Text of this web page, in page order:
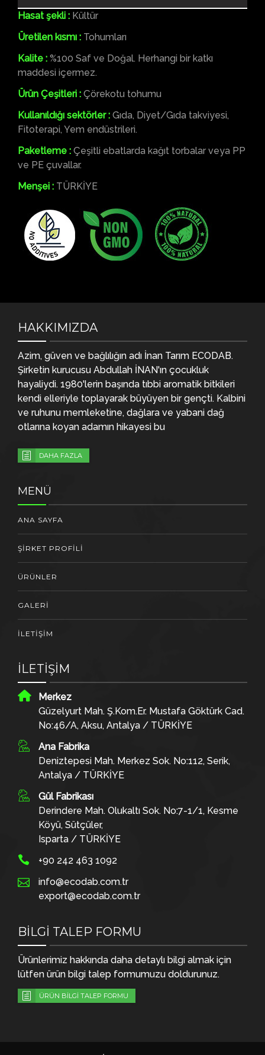
Hasat şekli : Kültür
Üretilen kısmı : Tohumları
Kalite : %100 Saf ve Doğal. Herhangi bir katkı
maddesi içermez.
Ürün Çeşitleri : Çörekotu tohumu
Kullanıldığı sektörler : Gıda, Diyet/Gıda takviyesi,
Fitoterapi, Yem endüstrileri.
Paketleme : Çeşitli ebatlarda kağıt torbalar veya PP
ve PE çuvallar.
Menşei : TÜRKİYE
HAKKIMIZDA
Azim, güven ve bağlılığın adı İnan Tarım ECODAB.
Şirketin kurucusu Abdullah İNAN'ın çocukluk
hayaliydi. 1980'lerin başında tıbbi aromatik bitkileri
kendi elleriyle toplayarak büyüyen bir gençti. Kalbini
ve ruhunu memleketine, dağlara ve yabani dağ
otlarına koyan adamın hikayesi bu
DAHA FAZLA
MENÜ
ANA SAYFA
ŞİRKET PROFİLİ
ÜRÜNLER
GALERİ
İLETİŞİM
İLETİŞİM
Merkez
Güzelyurt Mah. Ş.Kom.Er. Mustafa Göktürk Cad.
No:46/A, Aksu, Antalya / TÜRKİYE
Ana Fabrika
Deniztepesi Mah. Merkez Sok. No:112, Serik,
Antalya / TÜRKİYE
Gül Fabrikası
Derindere Mah. Olukaltı Sok. No:7-1/1, Kesme
Köyü, Sütçüler,
Isparta / TÜRKİYE
+90 242 463 1092
info@ecodab.com.tr
export@ecodab.com.tr
BİLGİ TALEP FORMU
Ürünlerimiz hakkında daha detaylı bilgi almak için
lütfen ürün bilgi talep formumuzu doldurunuz.
ÜRÜN BİLGİ TALEP FORMU